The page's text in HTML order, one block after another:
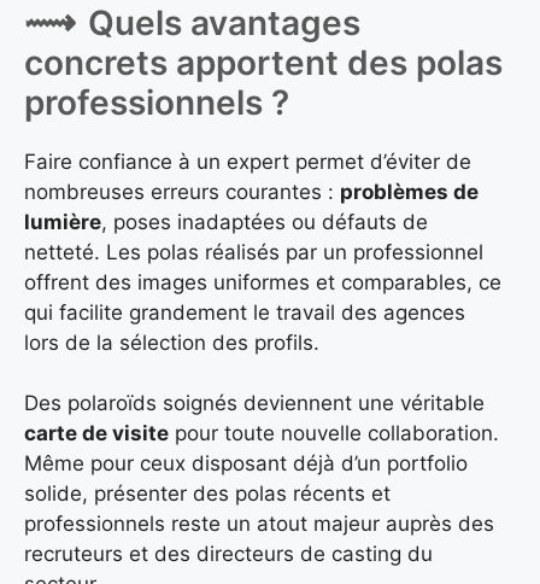
Quels avantages
concrets apportent des polas
professionnels ?
Faire confiance à un expert permet d’éviter de
nombreuses erreurs courantes : problèmes de
lumière, poses inadaptées ou défauts de
netteté. Les polas réalisés par un professionnel
offrent des images uniformes et comparables, ce
qui facilite grandement le travail des agences
lors de la sélection des profils.
Des polaroïds soignés deviennent une véritable
carte de visite pour toute nouvelle collaboration.
Même pour ceux disposant déjà d’un portfolio
solide, présenter des polas récents et
professionnels reste un atout majeur auprès des
recruteurs et des directeurs de casting du